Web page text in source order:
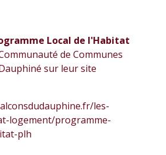
Local de l'Habitat
de Communes
sur leur site
les-
logement/programme-
plh